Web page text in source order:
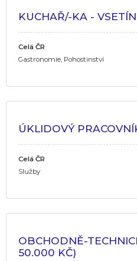
KUCHAŘ/-KA - VSETÍN
Celá ČR
Gastronomie, Pohostinství
ÚKLIDOVÝ
Celá ČR
Služby
OBCHODNĚ-
50.000 KČ)